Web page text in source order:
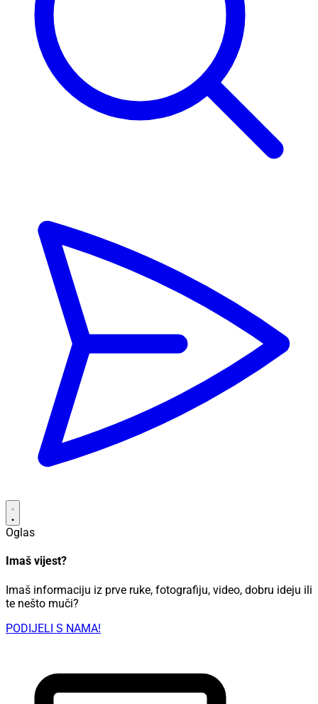
Oglas
Imaš vijest?
Imaš informaciju iz prve ruke, fotografiju, video, dobru ideju ili
te nešto muči?
PODIJELI S NAMA!